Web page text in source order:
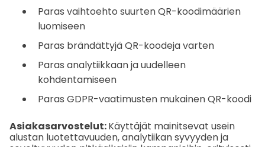
Paras vaihtoehto suurten QR-koodimäärien
luomiseen
Paras brändättyjä QR-koodeja varten
Paras analytiikkaan ja uudelleen
kohdentamiseen
Paras GDPR-vaatimusten mukainen QR-koodi
Asiakasarvostelut:Käyttäjät mainitsevat usein
alustan luotettavuuden, analytiikan syvyyden ja